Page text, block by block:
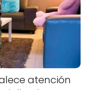
atención